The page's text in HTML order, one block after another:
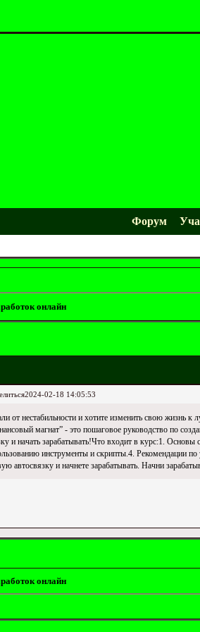
Форум
онлайн
2024-02-18 14:05:53
от нестабильности и хотите изменить свою жизнь
магнат” - это пошаговое руководство по
и начать зарабатывать!Что входит в курс:1.
инструменты и скрипты.4. Рекомендации
автосвязку и начнете зарабатывать. Начни
онлайн